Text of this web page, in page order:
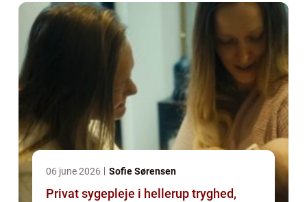
06 june 2026 Sofie Sørensen
Privat sygepleje i hellerup tryghed,